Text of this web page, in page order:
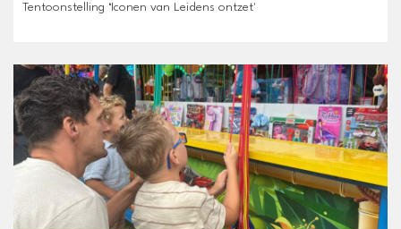
Tentoonstelling ‘Iconen van Leidens ontzet'